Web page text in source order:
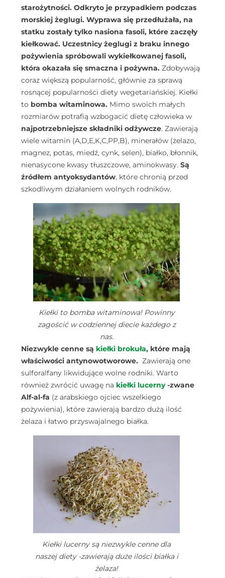
starożytności. Odkryto je przypadkiem podczas
morskiej żeglugi. Wyprawa się przedłużała, na
statku zostały tylko nasiona fasoli, które zaczęły
kiełkować. Uczestnicy żeglugi z braku innego
pożywienia spróbowali wykiełkowanej fasoli,
która okazała się smaczna i pożywna. Zdobywają
coraz większą popularność, głównie za sprawą
rosnącej popularności diety wegetariańskiej. Kiełki
to bomba witaminowa. Mimo swoich małych
rozmiarów potrafią wzbogacić dietę człowieka w
najpotrzebniejsze składniki odżywcze. Zawierają
wiele witamin (A,D,E,K,C,PP,B), minerałów (żelazo,
magnez, potas, miedź, cynk, selen), białko, błonnik,
nienasycone kwasy tłuszczowe, aminokwasy. Są
źródłem antyoksydantów, które chronią przed
szkodliwym działaniem wolnych rodników.
Kiełki to bomba witaminowa! Powinny
zagościć w codziennej diecie każdego z
nas.
Niezwykle cenne są kiełki brokuła, które mają
właściwości antynowotworowe. Zawierają one
sulforalfany likwidujące wolne rodniki. Warto
również zwrócić uwagę na kiełki lucerny-zwane
Alf-al-fa (z arabskiego ojciec wszelkiego
pożywienia), które zawierają bardzo dużą ilość
żelaza i łatwo przyswajalnego białka.
Kiełki lucerny są niezwykle cenne dla
naszej diety -zawierają duże ilości białka i
żelaza!